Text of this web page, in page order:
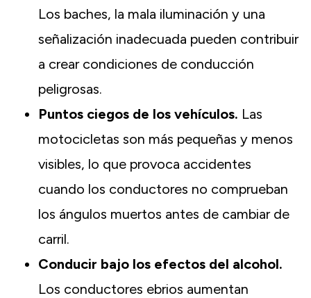
Los baches, la mala iluminación y una
señalización inadecuada pueden contribuir
a crear condiciones de conducción
peligrosas.
Puntos ciegos de los vehículos. Las
motocicletas son más pequeñas y menos
visibles, lo que provoca accidentes
cuando los conductores no comprueban
los ángulos muertos antes de cambiar de
carril.
Conducir bajo los efectos del alcohol.
Los conductores ebrios aumentan